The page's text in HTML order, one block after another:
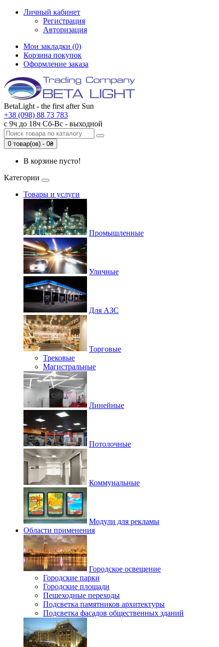
Личный кабинет
Регистрация
Авторизация
Мои закладки (0)
Корзина покупок
Оформление заказа
BetaLight - the first after Sun
+38 (098) 88 73 783
с 9ч до 18ч Сб-Вc - выходной
0 товар(ов) - 0₴
В корзине пусто!
Категории
Товары и услуги
Промышленные
Уличные
Для АЗС
Торговые
Трековые
Магистральные
Линейные
Потолочные
Коммунальные
Модули для рекламы
Области применения
Городское освещение
Городские парки
Городские площади
Пешеходные переходы
Подсветка памятников архитектуры
Подсветка фасадов общественных зданий